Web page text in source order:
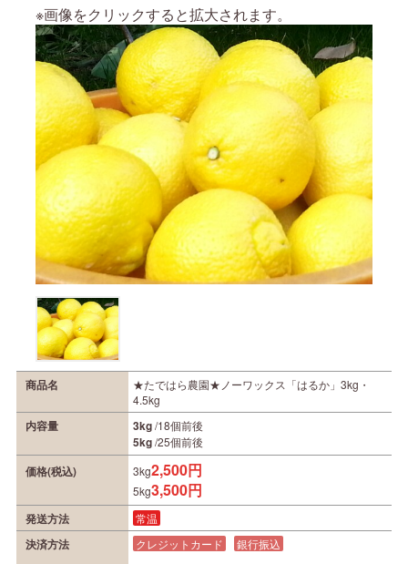
※画像をクリックすると拡大されます。
商品名
★たではら農園★ノーワックス「はるか」3kg・
4.5kg
内容量 3kg/18個前後
5kg/25個前後
価格(税込) 3kg2,500円
5kg3,500円
発送方法 常温
決済方法 クレジットカード 銀行振込